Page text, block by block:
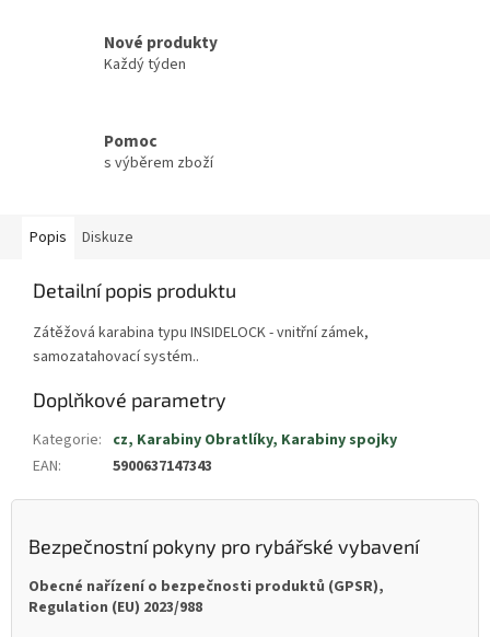
Nové produkty
Každý týden
Pomoc
s výběrem zboží
Popis Diskuze
Detailní popis produktu
Zátěžová karabina typu INSIDELOCK - vnitřní zámek,
samozatahovací systém..
Doplňkové parametry
Kategorie: cz, Karabiny Obratlíky, Karabiny spojky
EAN: 5900637147343
Bezpečnostní pokyny pro rybářské vybavení
Obecné nařízení o bezpečnosti produktů (GPSR),
Regulation (EU) 2023/988